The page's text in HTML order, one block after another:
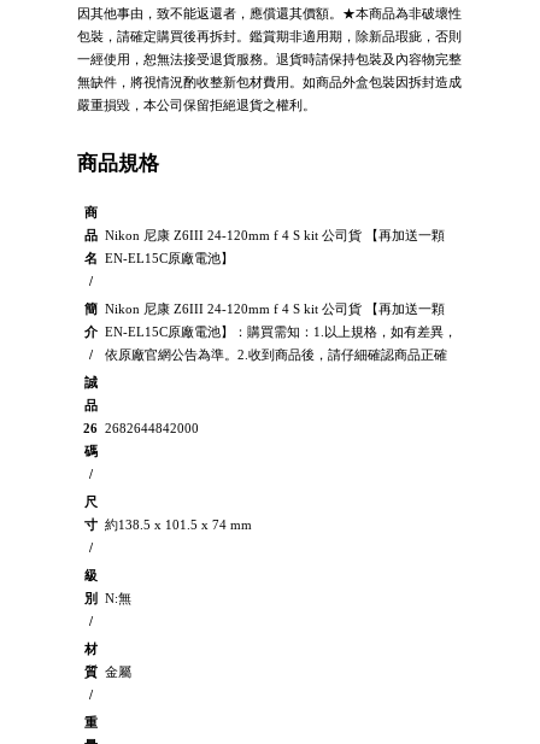
因其他事由，致不能返還者，應償還其價額。★本商品為非破壞性
包裝，請確定購買後再拆封。鑑賞期非適用期，除新品瑕疵，否則
一經使用，恕無法接受退貨服務。退貨時請保持包裝及內容物完整
無缺件，將視情況酌收整新包材費用。如商品外盒包裝因拆封造成
嚴重損毀，本公司保留拒絕退貨之權利。
商品規格
商
品
名
/
Nikon 尼康 Z6III 24-120mm f 4 S kit 公司貨 【再加送一顆
EN-EL15C原廠電池】
簡
介
/
Nikon 尼康 Z6III 24-120mm f 4 S kit 公司貨 【再加送一顆
EN-EL15C原廠電池】：購買需知：1.以上規格，如有差異，
依原廠官網公告為準。2.收到商品後，請仔細確認商品正確
誠
品
26
碼
/
2682644842000
尺
寸
/
約138.5 x 101.5 x 74 mm
級
別
/
N:無
材
質
/
金屬
重